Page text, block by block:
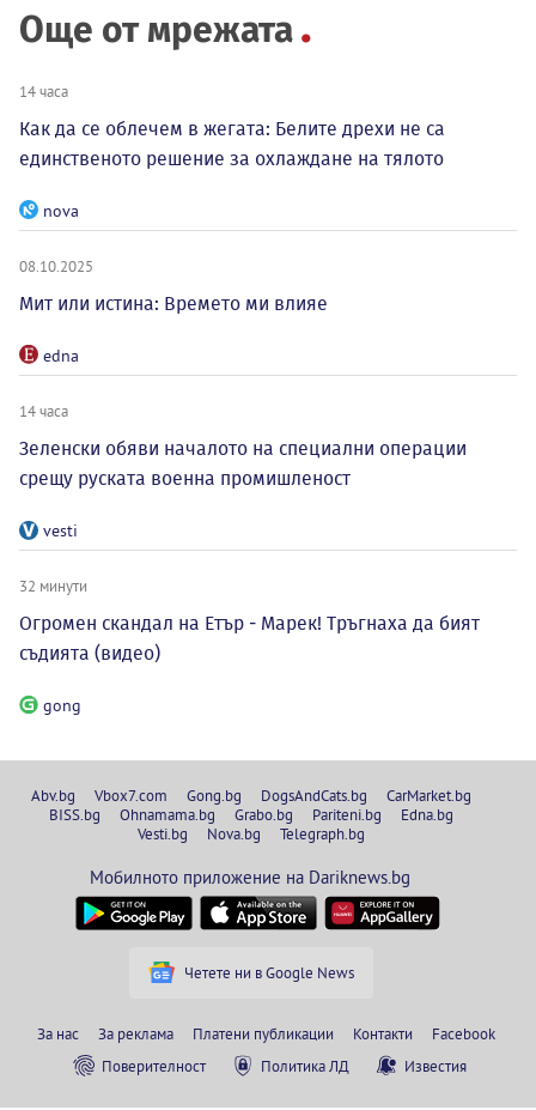
Още от мрежата
14 часа
Как да се облечем в жегата: Белите дрехи не са
единственото решение за охлаждане на тялото
nova
08.10.2025
Мит или истина: Времето ми влияе
edna
14 часа
Зеленски обяви началото на специални операции
срещу руската военна промишленост
vesti
32 минути
Огромен скандал на Етър - Марек! Тръгнаха да бият
съдията (видео)
gong
Abv.bg Vbox7.com Gong.bg DogsAndCats.bg
CarMarket.bg
BISS.bg
Ohnamama.bg Grabo.bg Pariteni.bg
Edna.bg
Vesti.bg
Nova.bg Telegraph.bg
Мобилното приложение на Dariknews.bg
Четете ни в Google News
За нас За реклама Платени публикации Контакти
Facebook
Поверителност
Политика ЛД Известия